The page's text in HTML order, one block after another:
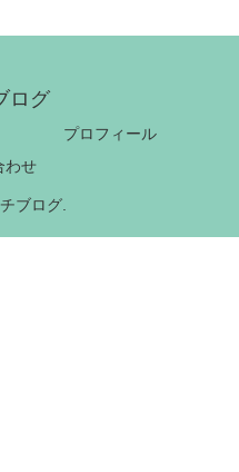
ログ
プロフィール
わせ
ブログ.